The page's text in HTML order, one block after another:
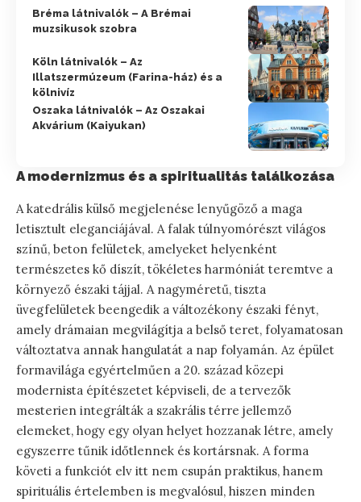
Bréma látnivalók – A Brémai
muzsikusok szobra
Köln látnivalók – Az
Illatszermúzeum (Farina-ház) és a
kölnivíz
Oszaka látnivalók – Az Oszakai
Akvárium (Kaiyukan)
A modernizmus és a spiritualitás találkozása
A katedrális külső megjelenése lenyűgöző a maga
letisztult eleganciájával. A falak túlnyomórészt világos
színű, beton felületek, amelyeket helyenként
természetes kő díszít, tökéletes harmóniát teremtve a
környező északi tájjal. A nagyméretű, tiszta
üvegfelületek beengedik a változékony északi fényt,
amely drámaian megvilágítja a belső teret, folyamatosan
változtatva annak hangulatát a nap folyamán. Az épület
formavilága egyértelműen a 20. század közepi
modernista építészetet képviseli, de a tervezők
mesterien integrálták a szakrális térre jellemző
elemeket, hogy egy olyan helyet hozzanak létre, amely
egyszerre tűnik időtlennek és kortársnak. A forma
követi a funkciót elv itt nem csupán praktikus, hanem
spirituális értelemben is megvalósul, hiszen minden